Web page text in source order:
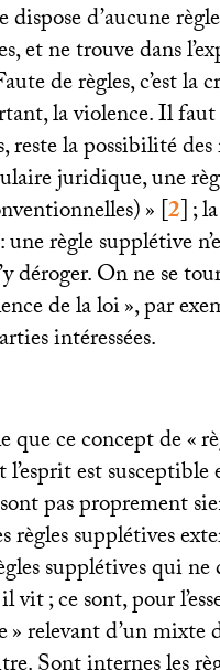
dispose d’aucune
et ne trouve dans
de règles, c’est
la violence. Il faut
reste la possibilité
juridique, une
»[2];
une règle supplétive
déroger. On ne se
de la loi», par
intéressées.
que ce concept de «
l’esprit est
pas proprement
règles supplétives
supplétives qui
il vit; ce sont, pour
» relevant d’un mixte